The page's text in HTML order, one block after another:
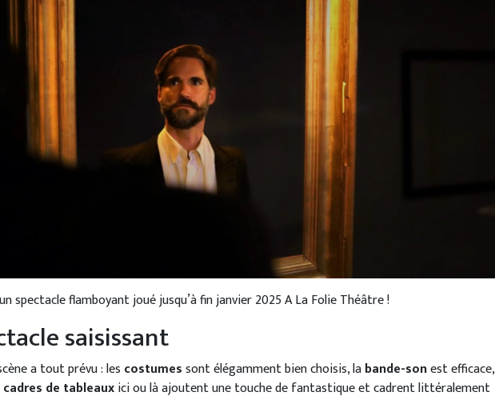
spectacle flamboyant joué jusqu’à fin janvier 2025 A La Folie Théâtre !
saisissant
a tout prévu : les costumessont élégamment bien choisis, labande-sonest efficace,
cadres de tableauxici ou là ajoutent une touche de fantastique et cadrent littéralement